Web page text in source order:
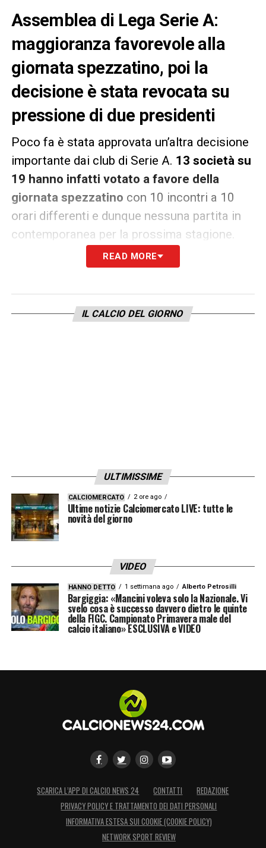
Assemblea di Lega Serie A:
maggioranza favorevole alla
giornata spezzatino, poi la
decisione è stata revocata su
pressione di due presidenti
Poco fa è stata approvata un’altra decisione
importante dai club di Serie A. 13 società su
19 hanno infatti votato a favore della
giornata spezzatino con 10 incontri a 10
orari differenti e dunque nessuna partita in
contemporanea per la prossima stagione.
In un secondo momento, dopo enormi
la decisione iniziale.Il voto sarà aggiornato
READ MORE
IL CALCIO DEL GIORNO
ULTIMISSIME
CALCIOMERCATO 2 ore ago
Ultime notizie Calciomercato LIVE: tutte le
novità del giorno
VIDEO
HANNO DETTO 1 settimana ago Alberto Petrosilli
Bargiggia: «Mancini voleva solo la Nazionale. Vi
svelo cosa è successo davvero dietro le quinte
della FIGC. Campionato Primavera male del
calcio italiano» ESCLUSIVA e VIDEO
SCARICA L’APP DI CALCIO NEWS 24 CONTATTI
REDAZIONE
PRIVACY POLICY E TRATTAMENTO DEI DATI PERSONALI
INFORMATIVA ESTESA SUI COOKIE (COOKIE POLICY)
NETWORK SPORT REVIEW